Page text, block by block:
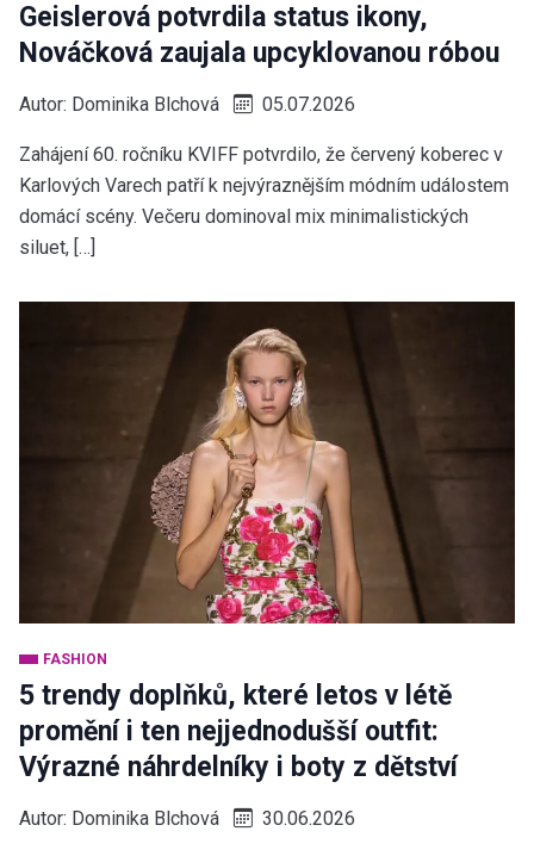
Geislerová potvrdila status ikony,
Nováčková zaujala upcyklovanou róbou
Autor: Dominika Blchová 05.07.2026
Zahájení 60. ročníku KVIFF potvrdilo, že červený koberec v
Karlových Varech patří k nejvýraznějším módním událostem
domácí scény. Večeru dominoval mix minimalistických
siluet, […]
FASHION
5 trendy doplňků, které letos v létě
promění i ten nejjednodušší outfit:
Výrazné náhrdelníky i boty z dětství
Autor: Dominika Blchová 30.06.2026